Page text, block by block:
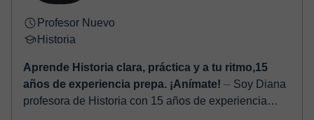
Estudiant d’Història ofereix classes clares i
estructurades per ESO i Batxillerat
Barcelona y siempre me ha resultado fácil explicar
contenidos de Historia, Ciencias Sociales y Filosof...
Diana